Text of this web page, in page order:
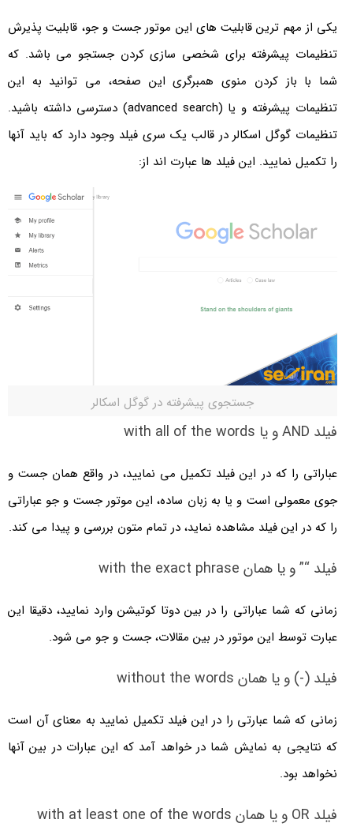
یکی از مهم ترین قابلیت های این موتور جست و جو، قابلیت پذیرش
تنظیمات پیشرفته برای شخصی سازی کردن جستجو می باشد. که
شما با باز کردن منوی همبرگری این صفحه، می توانید به این
تنظیمات پیشرفته و یا (advanced search) دسترسی داشته باشید.
تنظیمات گوگل اسکالر در قالب یک سری فیلد وجود دارد که باید آنها
را تکمیل نمایید. این فیلد ها عبارت اند از:
جستجوی پیشرفته در گوگل اسکالر
فیلد AND و یا with all of the words
عباراتی را که در این فیلد تکمیل می نمایید، در واقع همان جست و
جوی معمولی است و یا به زبان ساده، این موتور جست و جو عباراتی
را که در این فیلد مشاهده نماید، در تمام متون بررسی و پیدا می کند.
فیلد “” و یا همان with the exact phrase
زمانی که شما عباراتی را در بین دوتا کوتیشن وارد نمایید، دقیقا این
عبارت توسط این موتور در بین مقالات، جست و جو می شود.
فیلد (-) و یا همان without the words
زمانی که شما عبارتی را در این فیلد تکمیل نمایید به معنای آن است
که نتایجی به نمایش شما در خواهد آمد که این عبارات در بین آنها
نخواهد بود.
فیلد OR و یا همان with at least one of the words